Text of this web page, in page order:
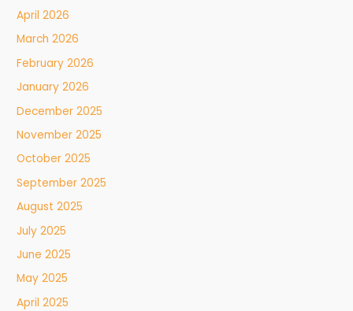
April 2026
March 2026
February 2026
January 2026
December 2025
November 2025
October 2025
September 2025
August 2025
July 2025
June 2025
May 2025
April 2025